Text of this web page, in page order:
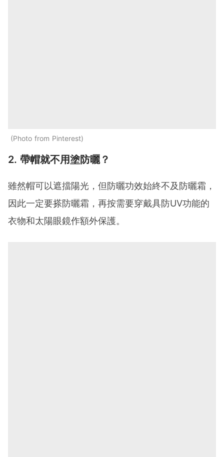
Photo from Pinterest
2. 帶帽就不用塗防曬？
雖然帽可以遮擋陽光，但防曬功效始終不及防曬霜，
因此一定要搽防曬霜，再按需要穿戴具防UV功能的
衣物和太陽眼鏡作額外保護。